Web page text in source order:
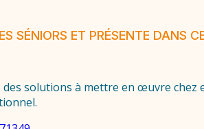
SÉNIORS ET PRÉSENTE DANS
solutions à mettre en œuvre